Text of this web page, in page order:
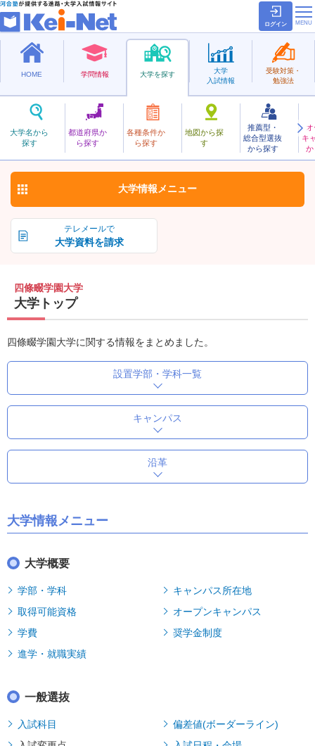
ログイン
HOME 学問情報 大学を探す
大学名から
探す
都道府県か
ら探す
各種条件か
ら探す
地図から探
す
推薦型・
総合型選抜
から探す
キ
か
大学
入試情報
受験対策・
勉強法
私立
しじょうなわてがくえん
四條畷学園大学 お気に入り
テレメールで
大学資料を請求
大学情報 メニュー
四條畷学園大学
大学トップ
四條畷学園大学に関する情報をまとめました。
設置学部・学科一覧
キャンパス
沿革
大学情報メニュー
大学概要
学部・学科
キャンパス所在地
取得可能資格
オープンキャンパス
学費
奨学金制度
進学・就職実績
一般選抜
入試科目
偏差値(ボーダーライン)